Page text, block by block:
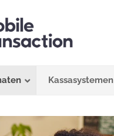
Kassasystemen